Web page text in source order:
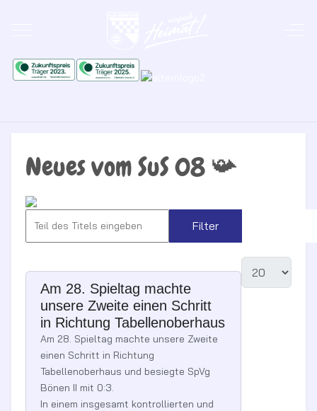
Neues vom SuS 08 📯
Filter
Am 28. Spieltag machte
unsere Zweite einen Schritt
in Richtung Tabellenoberhaus
Am 28. Spieltag machte unsere Zweite
einen Schritt in Richtung
Tabellenoberhaus und besiegte SpVg
Bönen II mit 0:3.
In einem insgesamt kontrollierten und